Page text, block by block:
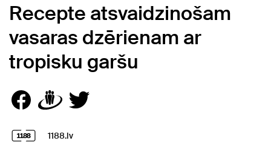
Recepte atsvaidzinošam
vasaras dzērienam ar
tropisku garšu
1188.lv